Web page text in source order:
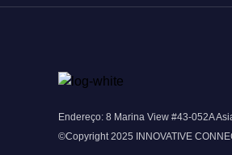
Endereço: 8 Marina View #43-052A
©Copyright 2025 INNOVATIVE